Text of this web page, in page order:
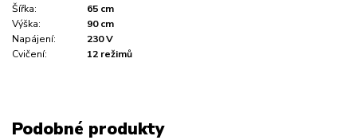
Šířka:
65 cm
Výška:
90 cm
Napájení:
230 V
Cvičení:
12 režimů
Podobné produkty